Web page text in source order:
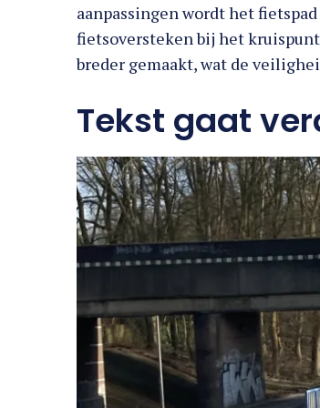
aanpassingen wordt het
fietsoversteken bij het
breder gemaakt, wat de
Tekst gaat